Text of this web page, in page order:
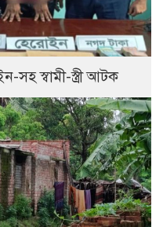
সহ স্বামী-স্ত্রী আটক